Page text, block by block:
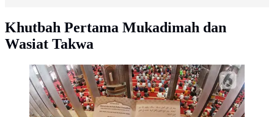
Khutbah Pertama Mukadimah dan
Wasiat Takwa
Umat Islam mendengarkan khutbah saat mengikuti
ibadah salat Jumat pertama Ramadan 1444 Hijriyah di
Masjid Istiqlal, Jakarta, Jumat (24/3/2023).
(Liputan6.com/Angga Yuniar)